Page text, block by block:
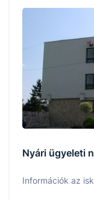
Nyári ügyeleti
Információk az